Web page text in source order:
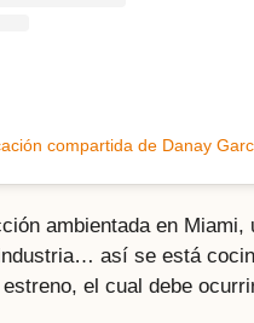
compartida de Danay
ambientada en
así se está
el cual debe